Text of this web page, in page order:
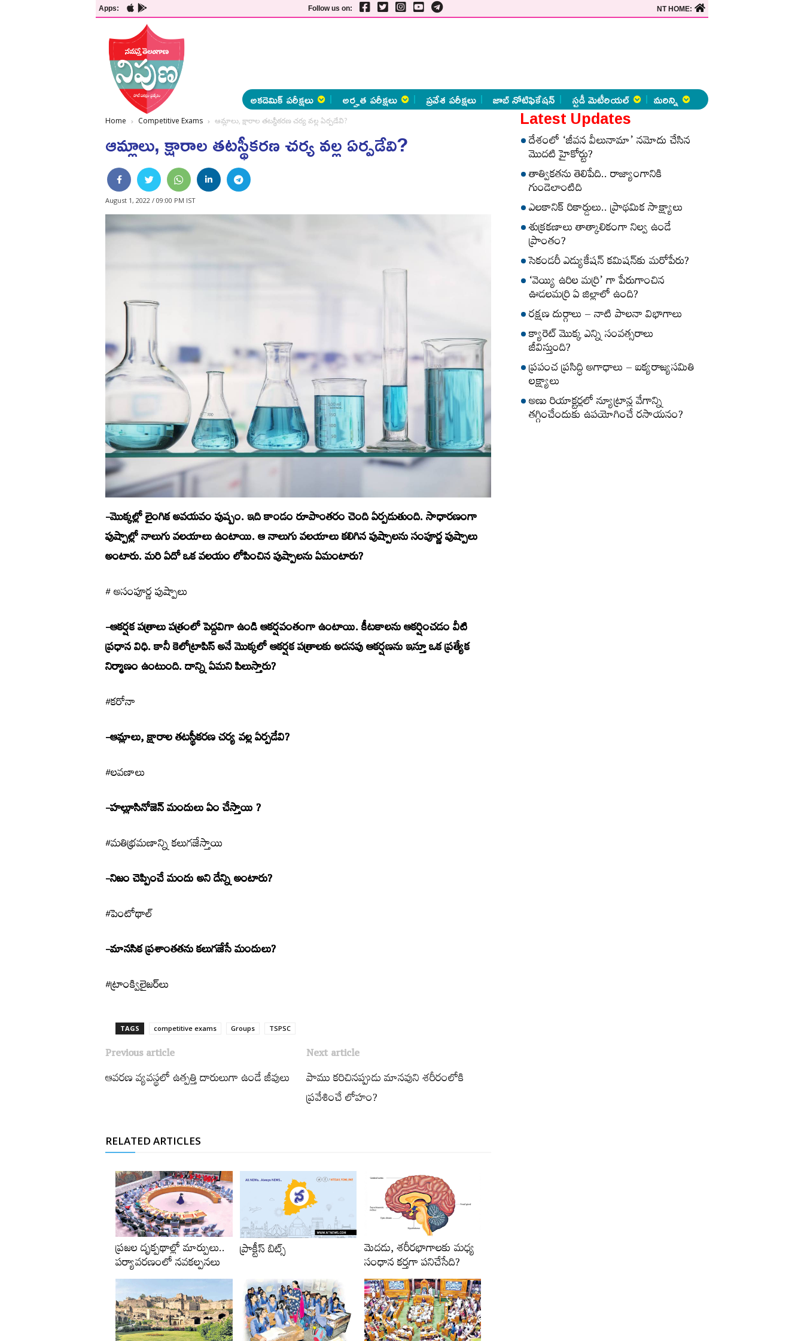
Apps: Follow us on: NT HOME:
అకడెమిక్ పరీక్షలు అర్హత పరీక్షలు ప్రవేశ పరీక్షలు జాబ్ నోటిఫికేషన్ స్టడీ మెటీరియల్ మరిన్ని
Home Competitive Exams ఆమ్లాలు, క్షారాల తటస్థీకరణ చర్య వల్ల ఏర్పడేవి?
ఆమ్లాలు, క్షారాల తటస్థీకరణ చర్య వల్ల ఏర్పడేవి?
August 1, 2022 / 09:00 PM IST
-మొక్కల్లో లైంగిక అవయవం పుష్పం. ఇది కాండం రూపాంతరం చెంది ఏర్పడుతుంది. సాధారణంగా
పుష్పాల్లో నాలుగు వలయాలు ఉంటాయి. ఆ నాలుగు వలయాలు కలిగిన పుష్పాలను సంపూర్ణ పుష్పాలు
అంటారు. మరి ఏదో ఒక వలయం లోపించిన పుష్పాలను ఏమంటారు?
# అసంపూర్ణ పుష్పాలు
-ఆకర్షక పత్రాలు పత్రంలో పెద్దవిగా ఉండి ఆకర్షవంతంగా ఉంటాయి. కీటకాలను ఆకర్షించడం వీటి
ప్రధాన విధి. కానీ కెలోట్రాపిస్ అనే మొక్కలో ఆకర్షక పత్రాలకు అదనపు ఆకర్షణను ఇస్తూ ఒక ప్రత్యేక
నిర్మాణం ఉంటుంది. దాన్ని ఏమని పిలుస్తారు?
#కరోనా
-ఆమ్లాలు, క్షారాల తటస్థీకరణ చర్య వల్ల ఏర్పడేవి?
#లవణాలు
-హల్లూసినోజెన్‌ మందులు ఏం చేస్తాయి ?
#మతిభ్రమణాన్ని కలుగజేస్తాయి
-నిజం చెప్పించే మందు అని దేన్ని అంటారు?
#పెంటోథాల్‌
-మానసిక ప్రశాంతతను కలుగజేసే మందులు?
#ట్రాంక్విలైజర్‌లు
TAGS competitive exams Groups‌ TSPSC
Previous article
ఆవరణ వ్యవస్థలో ఉత్పత్తి దారులుగా ఉండే జీవులు
Next article
పాము కరిచినప్పుడు మానవుని శరీరంలోకి
ప్రవేశించే లోహం?
RELATED ARTICLES
ప్రజల దృక్పథాల్లో మార్పులు..
పర్యావరణంలో నవకల్పనలు
ప్రాక్టీస్‌ బిట్స్‌ మెదడు, శరీరభాగాలకు మధ్య
సంధాన కర్తగా పనిచేసేది?
Latest Updates
దేశంలో ‘జీవన వీలునామా’ నమోదు చేసిన
మొదటి హైకోర్టు?
తాత్వికతను తెలిపేది.. రాజ్యాంగానికి
గుండెలాంటిది
ఎలకానిక్‌ రికార్డులు.. ప్రాథమిక సాక్ష్యాలు
శుక్రకణాలు తాత్కాలికంగా నిల్వ ఉండే
ప్రాంతం?
సెకండరీ ఎడ్యుకేషన్‌ కమిషన్‌కు మరోపేరు?
‘వెయ్యి ఉరిల మర్రి’ గా పేరుగాంచిన
ఊడలమర్రి ఏ జిల్లాలో ఉంది?
రక్షణ దుర్గాలు – నాటి పాలనా విభాగాలు
క్యారెట్‌ మొక్క ఎన్ని సంవత్సరాలు
జీవిస్తుంది?
ప్రపంచ ప్రసిద్ధి అగాధాలు – ఐక్యరాజ్యసమితి
లక్ష్యాలు
అణు రియాక్టర్లలో న్యూట్రాన్ల వేగాన్ని
తగ్గించేందుకు ఉపయోగించే రసాయనం?